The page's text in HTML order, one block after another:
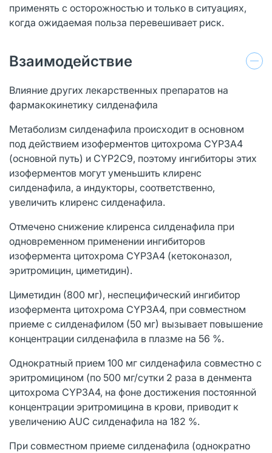
применять с осторожностью и только в ситуациях,
когда ожидаемая польза перевешивает риск.
Взаимодействие
Влияние других лекарственных препаратов на
фармакокинетику силденафила
Метаболизм силденафила происходит в основном
под действием изоферментов цитохрома CYP3A4
(основной путь) и CYP2C9, поэтому ингибиторы этих
изоферментов могут уменьшить клиренс
силденафила, а индукторы, соответственно,
увеличить клиренс силденафила.
Отмечено снижение клиренса силденафила при
одновременном применении ингибиторов
изофермента цитохрома CYP3A4 (кетоконазол,
эритромицин, циметидин).
Циметидин (800 мг), неспецифический ингибитор
изофермента цитохрома CYP3A4, при совместном
приеме с силденафилом (50 мг) вызывает повышение
концентрации силденафила в плазме на 56 %.
Однократный прием 100 мг силденафила совместно с
эритромицином (по 500 мг/сутки 2 раза в денмента
цитохрома CYP3A4, на фоне достижения постоянной
концентрации эритромицина в крови, приводит к
увеличению AUC силденафила на 182 %.
При совместном приеме силденафила (однократно